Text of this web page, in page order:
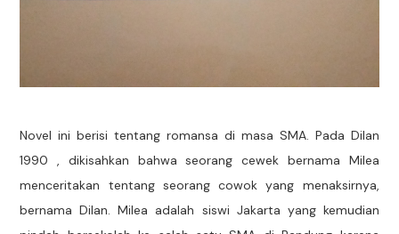
Novel ini berisi tentang romansa di masa SMA. Pada Dilan
1990 , dikisahkan bahwa seorang cewek bernama Milea
menceritakan tentang seorang cowok yang menaksirnya,
bernama Dilan. Milea adalah siswi Jakarta yang kemudian